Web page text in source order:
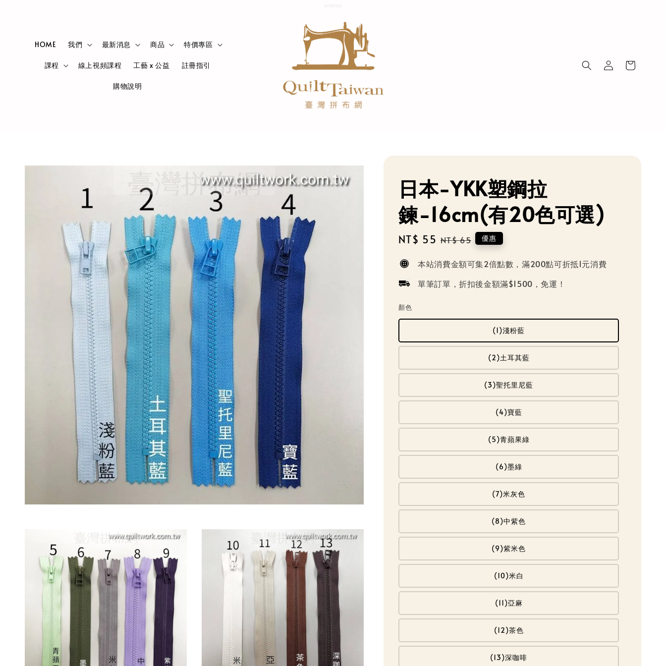
HOME 我們 最新消息 商品 特價專區
課程 線上視頻課程 工藝 x 公益 註冊指引
購物說明
日本-YKK塑鋼拉
鍊-16cm(有20色可選)
Sale
NT$ 55 Regular
NT$ 65 優惠
本站消費金額可集2倍點數，滿200點可折抵1元消費
單筆訂單，折扣後金額滿$1500，免運！
顏色
(1)淺粉藍
(2)土耳其藍
(3)聖托里尼藍
(4)寶藍
(5)青蘋果綠
(6)墨綠
(7)米灰色
(8)中紫色
(9)紫米色
(10)米白
(11)亞麻
(12)茶色
(13)深咖啡